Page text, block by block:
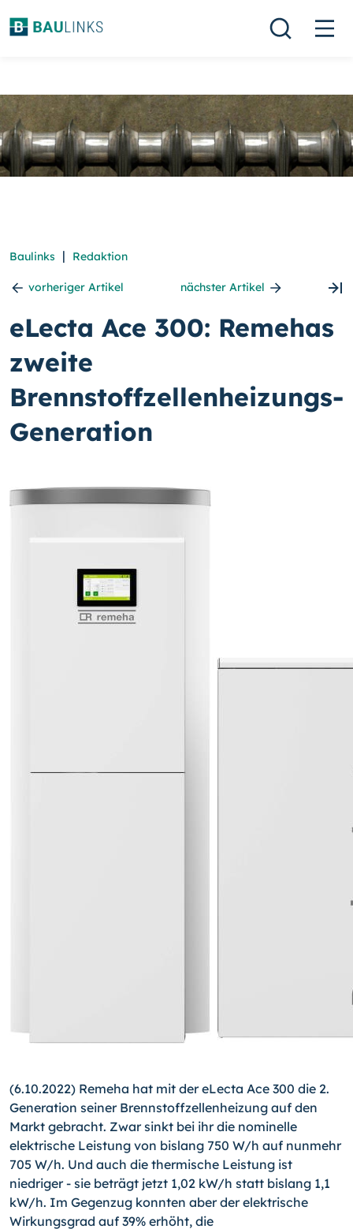
Baulinks | Redaktion
vorheriger Artikel nächster Artikel
eLecta Ace 300: Remehas
zweite
Brennstoffzellenheizungs-
Generation
(6.10.2022) Remeha hat mit der eLecta Ace 300 die 2.
Generation seiner Brennstoffzellenheizung auf den
Markt gebracht. Zwar sinkt bei ihr die nominelle
elektrische Leistung von bislang 750 W/h auf nunmehr
705 W/h. Und auch die thermische Leistung ist
niedriger - sie beträgt jetzt 1,02 kW/h statt bislang 1,1
kW/h. Im Gegenzug konnten aber der elektrische
Wirkungsgrad auf 39% erhöht, die